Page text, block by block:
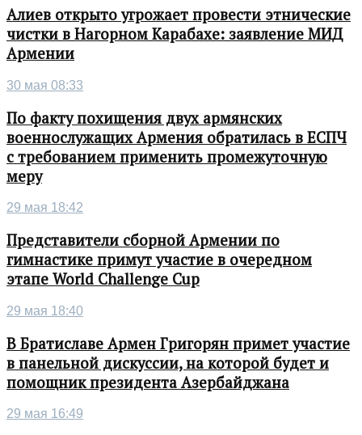
Алиев открыто угрожает провести этнические
чистки в Нагорном Карабахе: заявление МИД
Армении
30 мая 08:33
По факту похищения двух армянских
военнослужащих Армения обратилась в ЕСПЧ
с требованием применить промежуточную
меру
29 мая 18:42
Представители сборной Армении по
гимнастике примут участие в очередном
этапе World Challenge Cup
29 мая 18:40
В Братиславе Армен Григорян примет участие
в панельной дискуссии, на которой будет и
помощник президента Азербайджана
29 мая 16:49